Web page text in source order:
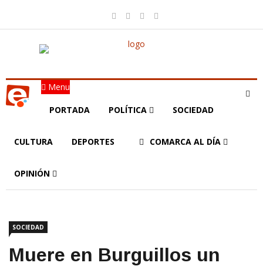
Menu
PORTADA POLÍTICA SOCIEDAD
CULTURA DEPORTES COMARCA AL DÍA
OPINIÓN
SOCIEDAD
Muere en Burguillos un